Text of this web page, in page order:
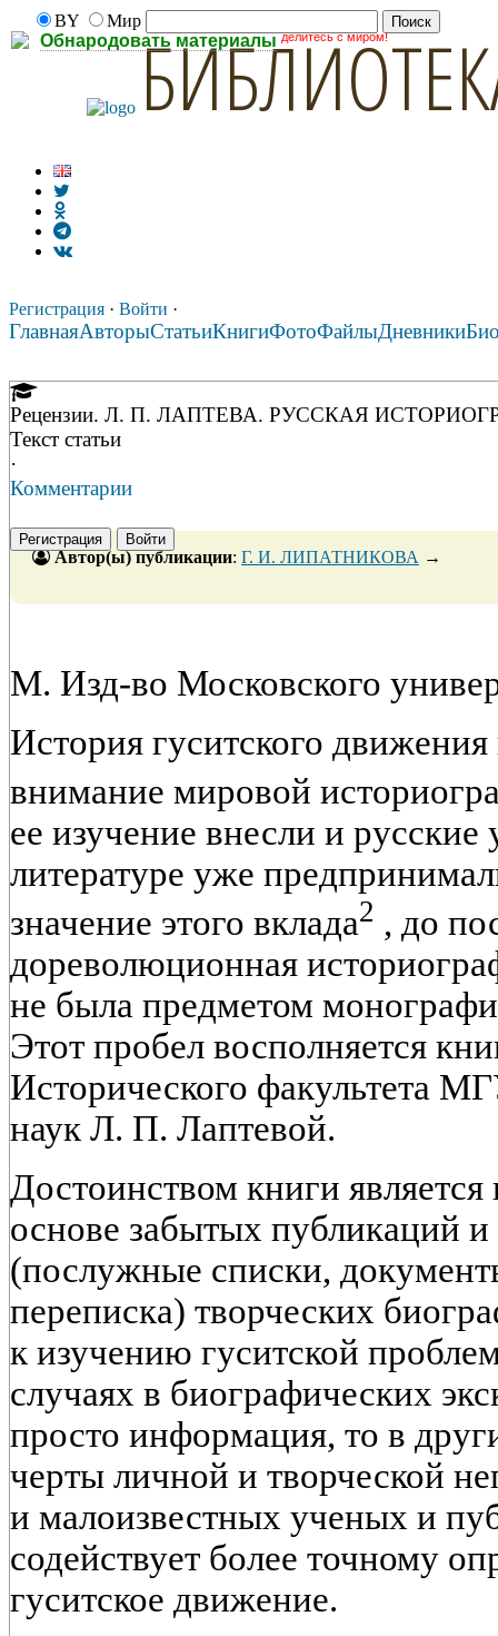
Обнародовать материалы делитесь с миром!
BY Мир
Регистрация · Войти ·
ГлавнаяАвторыСтатьиКнигиФотоФайлыДневники
Рецензии. Л. П. ЛАПТЕВА. РУССКАЯ
Текст статьи
·
Комментарии
Регистрация Войти
Автор(ы) публикации: Г. И. ЛИПАТНИКОВА →
М. Изд-во Московского
История гуситского
внимание мировой
ее изучение внесли и
литературе уже
значение этого вклада2 , до
дореволюционная
не была предметом
Этот пробел восполняется
Исторического факультета
наук Л. П. Лаптевой.
Достоинством книги
основе забытых публикаций
(послужные списки,
переписка) творческих
к изучению гуситской
случаях в биографических
просто информация, то в
черты личной и творческой
и малоизвестных ученых и
содействует более точному
гуситское движение.